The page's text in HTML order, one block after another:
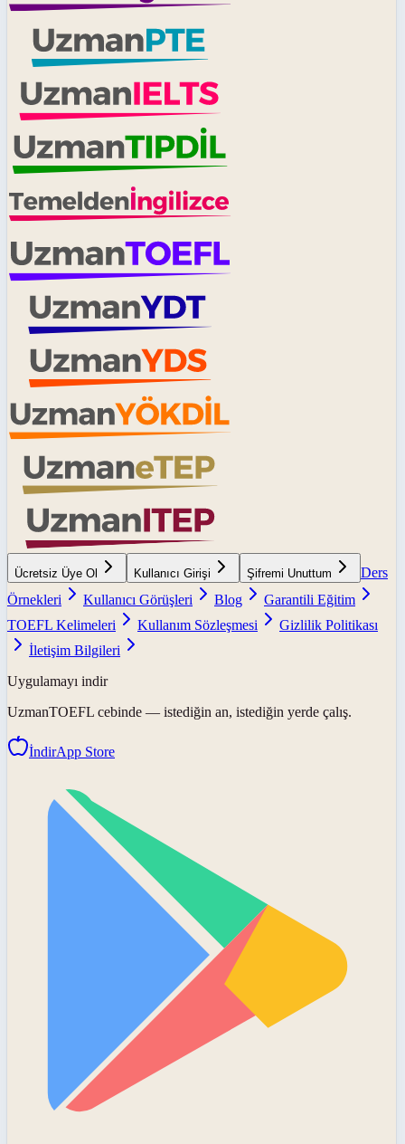
Ücretsiz Üye Ol Kullanıcı Girişi Şifremi Unuttum
Ders
Örnekleri
Kullanıcı Görüşleri Blog
Garantili Eğitim
TOEFL Kelimeleri
Kullanım Sözleşmesi
Gizlilik Politikası
İletişim Bilgileri
Uygulamayı indir
UzmanTOEFL cebinde — istediğin an, istediğin yerde çalış.
İndirApp Store